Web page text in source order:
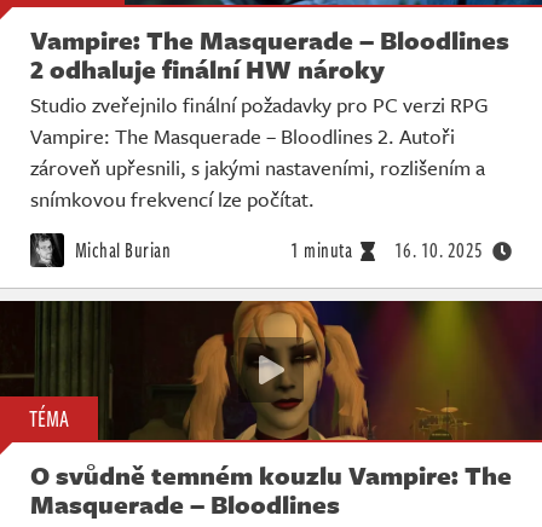
Vampire: The Masquerade – Bloodlines
2 odhaluje finální HW nároky
Studio zveřejnilo finální požadavky pro PC verzi RPG
Vampire: The Masquerade – Bloodlines 2. Autoři
zároveň upřesnili, s jakými nastaveními, rozlišením a
snímkovou frekvencí lze počítat.
Michal Burian 1 minuta 16. 10. 2025
TÉMA
O svůdně temném kouzlu Vampire: The
Masquerade – Bloodlines